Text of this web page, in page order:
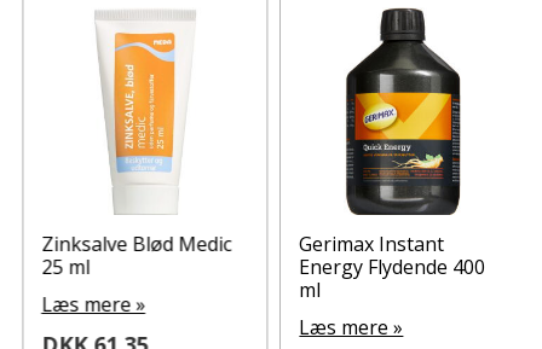
Zinksalve Blød Medic
25 ml
Læs mere »
Gerimax Instant
Energy Flydende 400
ml
Læs mere »